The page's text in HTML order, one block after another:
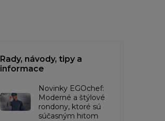
Rady, návody, tipy a
informace
Novinky EGOchef:
Moderné a štýlové
rondony, ktoré sú
súčasným hitom